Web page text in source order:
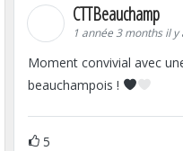
CTTBeauchamp
1 année 3 months il y
Moment convivial avec
beauchampois !
5